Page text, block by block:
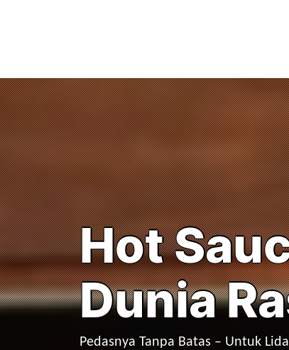
Hot
Dunia
Pedasnya Tanpa Batas – Untuk